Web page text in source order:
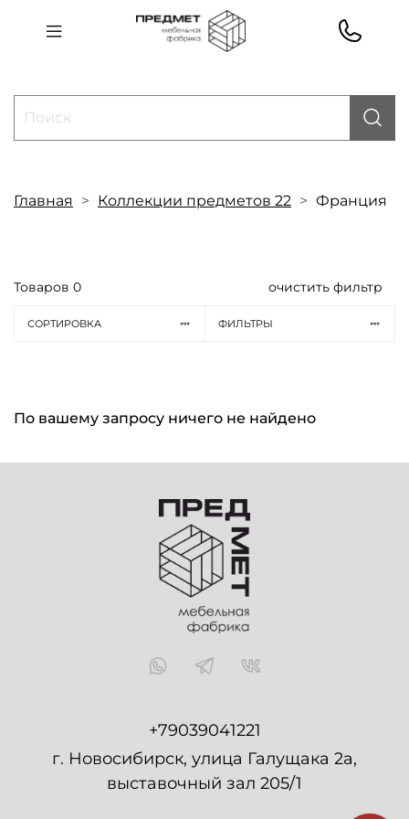
Главная Коллекции предметов 22 Франция
Товаров 0 очистить фильтр
СОРТИРОВКА ФИЛЬТРЫ
По вашему запросу ничего не найдено
+79039041221
г. Новосибирск, улица Галущака 2а,
выставочный зал 205/1